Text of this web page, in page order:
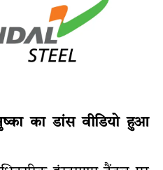
का डांस वीडियो हुआ